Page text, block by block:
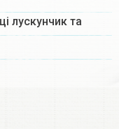
лускунчик та